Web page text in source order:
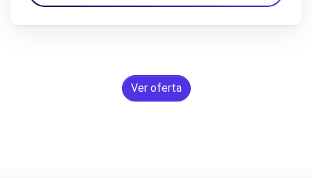
Ver oferta